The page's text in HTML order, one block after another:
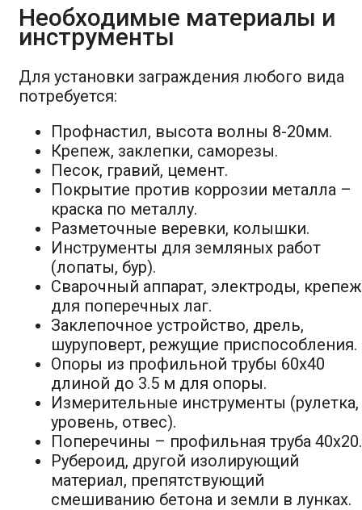
Необходимые материалы и
инструменты
Для установки заграждения любого вида
потребуется:
Профнастил, высота волны 8-20мм.
Крепеж, заклепки, саморезы.
Песок, гравий, цемент.
Покрытие против коррозии металла –
краска по металлу.
Разметочные веревки, колышки.
Инструменты для земляных работ
(лопаты, бур).
Сварочный аппарат, электроды, крепеж
для поперечных лаг.
Заклепочное устройство, дрель,
шуруповерт, режущие приспособления.
Опоры из профильной трубы 60х40
длиной до 3.5 м для опоры.
Измерительные инструменты (рулетка,
уровень, отвес).
Поперечины – профильная труба 40х20.
Рубероид, другой изолирующий
материал, препятствующий
смешиванию бетона и земли в лунках.